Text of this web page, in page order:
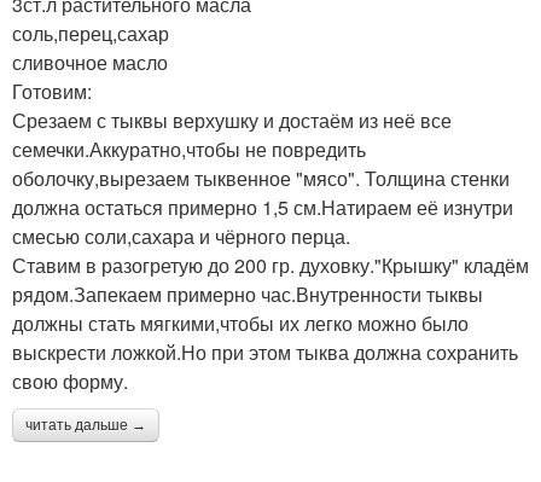
соль,перец,сахар
сливочное масло
Готовим:
Срезаем с тыквы верхушку и достаём из неё все
семечки.Аккуратно,чтобы не повредить
оболочку,вырезаем тыквенное "мясо". Толщина стенки
должна остаться примерно 1,5 см.Натираем её изнутри
смесью соли,сахара и чёрного перца.
Ставим в разогретую до 200 гр. духовку."Крышку" кладём
рядом.Запекаем примерно час.Внутренности тыквы
должны стать мягкими,чтобы их легко можно было
выскрести ложкой.Но при этом тыква должна сохранить
свою форму.
читать дальше →